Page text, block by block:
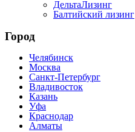
ДельтаЛизинг
Балтийский лизинг
Город
Челябинск
Москва
Санкт-Петербург
Владивосток
Казань
Уфа
Краснодар
Алматы